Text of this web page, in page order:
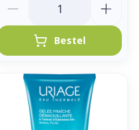
Bestel